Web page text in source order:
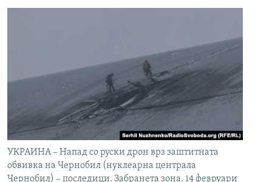
УКРАИНА – Напад со руски дрон врз заштитната
обвивка на Чернобил (нуклеарна централа
Чернобил) – последици. Забранета зона. 14 февруари